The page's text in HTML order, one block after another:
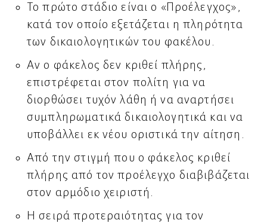
Το πρώτο στάδιο είναι ο «Προέλεγχος»,
κατά τον οποίο εξετάζεται η πληρότητα
των δικαιολογητικών του φακέλου.
Αν ο φάκελος δεν κριθεί πλήρης,
επιστρέφεται στον πολίτη για να
διορθώσει τυχόν λάθη ή να αναρτήσει
συμπληρωματικά δικαιολογητικά και να
υποβάλλει εκ νέου οριστικά την αίτηση.
Από την στιγμή που ο φάκελος κριθεί
πλήρης από τον προέλεγχο διαβιβάζεται
στον αρμόδιο χειριστή.
Η σειρά προτεραιότητας για τον